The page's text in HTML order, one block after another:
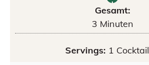
Gesamt:
3 Minuten
Servings: 1 Cocktail